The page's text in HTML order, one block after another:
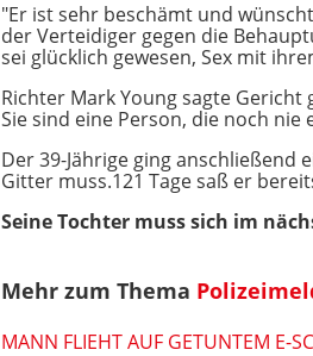
"Er ist sehr beschämt und
der Verteidiger gegen die
sei glücklich gewesen, Sex mit
Richter Mark Young sagte
Sie sind eine Person, die noch
Der 39-Jährige ging anschließend
Gitter muss.121 Tage saß er
Seine Tochter muss sich im
Mehr zum Thema
MANN FLIEHT AUF GETUNTEM E-